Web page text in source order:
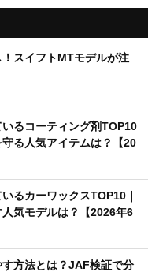
スイフトMTモデルが注
いるコーティング剤TOP10
守る人気アイテムは？【20
るカーワックスTOP10｜
気モデルは？【2026年6
方法とは？JAF検証で分